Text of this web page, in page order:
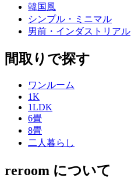
韓国風
シンプル・ミニマル
男前・インダストリアル
間取りで探す
ワンルーム
1K
1LDK
6畳
8畳
二人暮らし
reroom について